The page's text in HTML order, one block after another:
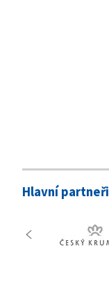
Hlavní partneři